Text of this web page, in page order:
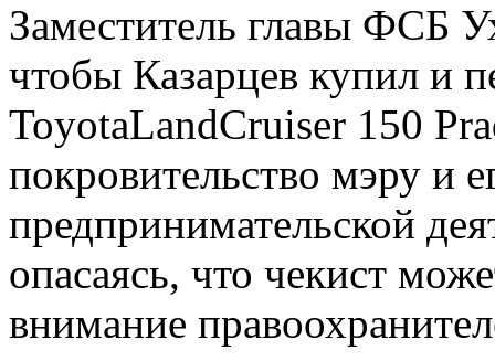
Заместитель главы ФСБ
чтобы Казарцев купил и
ToyotaLandCruiser 150
покровительство мэру и
предпринимательской
опасаясь, что чекист
внимание